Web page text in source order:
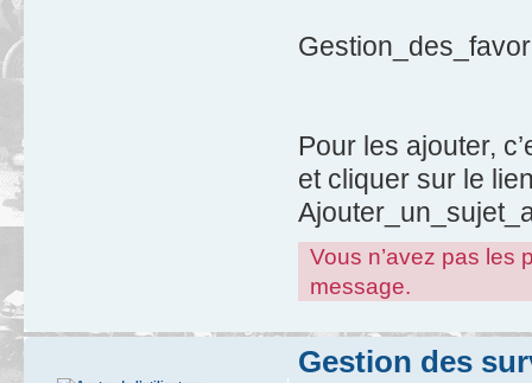
Pour les ajouter,
et cliquer sur le
Vous n’avez pas les
message.
Gestion des